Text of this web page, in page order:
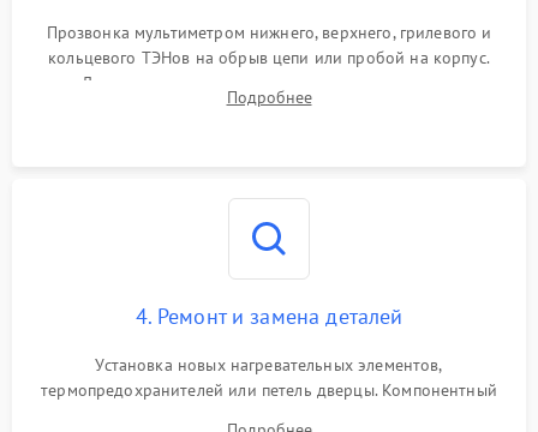
Прозвонка мультиметром нижнего, верхнего, грилевого и
кольцевого ТЭНов на обрыв цепи или пробой на корпус.
Диагностика термостата, датчиков температуры,
переключателя режимов и мотора конвекции.
Подробнее
4. Ремонт и замена деталей
Установка новых нагревательных элементов,
термопредохранителей или петель дверцы. Компонентный